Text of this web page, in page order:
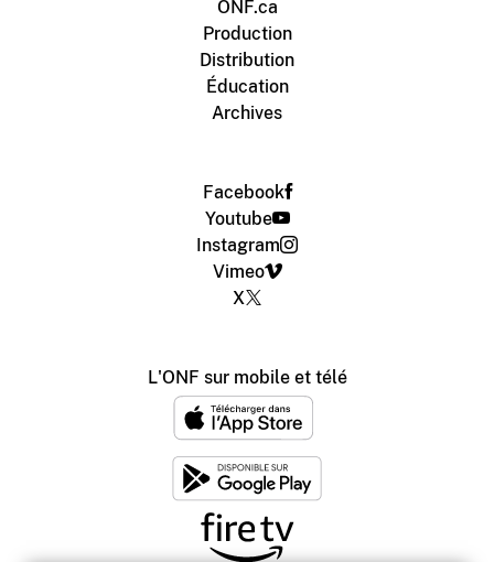
ONF.ca
Production
Distribution
Éducation
Archives
Facebook
Youtube
Instagram
Vimeo
X
L'ONF sur mobile et télé